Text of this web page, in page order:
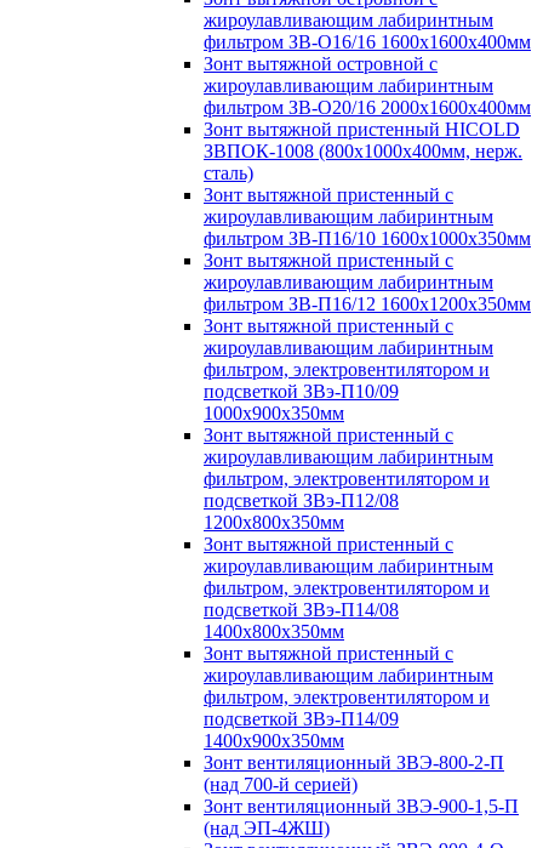
жироулавливающим лабиринтным
фильтром ЗВ-О16/16 1600х1600х400мм
Зонт вытяжной островной с
жироулавливающим лабиринтным
фильтром ЗВ-О20/16 2000х1600х400мм
Зонт вытяжной пристенный HICOLD
ЗВПОК-1008 (800х1000х400мм, нерж.
сталь)
Зонт вытяжной пристенный с
жироулавливающим лабиринтным
фильтром ЗВ-П16/10 1600х1000х350мм
Зонт вытяжной пристенный с
жироулавливающим лабиринтным
фильтром ЗВ-П16/12 1600х1200х350мм
Зонт вытяжной пристенный с
жироулавливающим лабиринтным
фильтром, электровентилятором и
подсветкой ЗВэ-П10/09
1000х900х350мм
Зонт вытяжной пристенный с
жироулавливающим лабиринтным
фильтром, электровентилятором и
подсветкой ЗВэ-П12/08
1200х800х350мм
Зонт вытяжной пристенный с
жироулавливающим лабиринтным
фильтром, электровентилятором и
подсветкой ЗВэ-П14/08
1400х800х350мм
Зонт вытяжной пристенный с
жироулавливающим лабиринтным
фильтром, электровентилятором и
подсветкой ЗВэ-П14/09
1400х900х350мм
Зонт вентиляционный ЗВЭ-800-2-П
(над 700-й серией)
Зонт вентиляционный ЗВЭ-900-1,5-П
(над ЭП-4ЖШ)